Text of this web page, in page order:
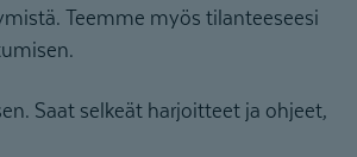
Teemme myös tilanteeseesi
Saat selkeät harjoitteet ja ohjeet,